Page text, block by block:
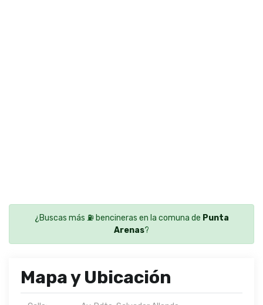
¿Buscas más ⛽ bencineras en la comuna de Punta
Arenas?
Mapa y Ubicación